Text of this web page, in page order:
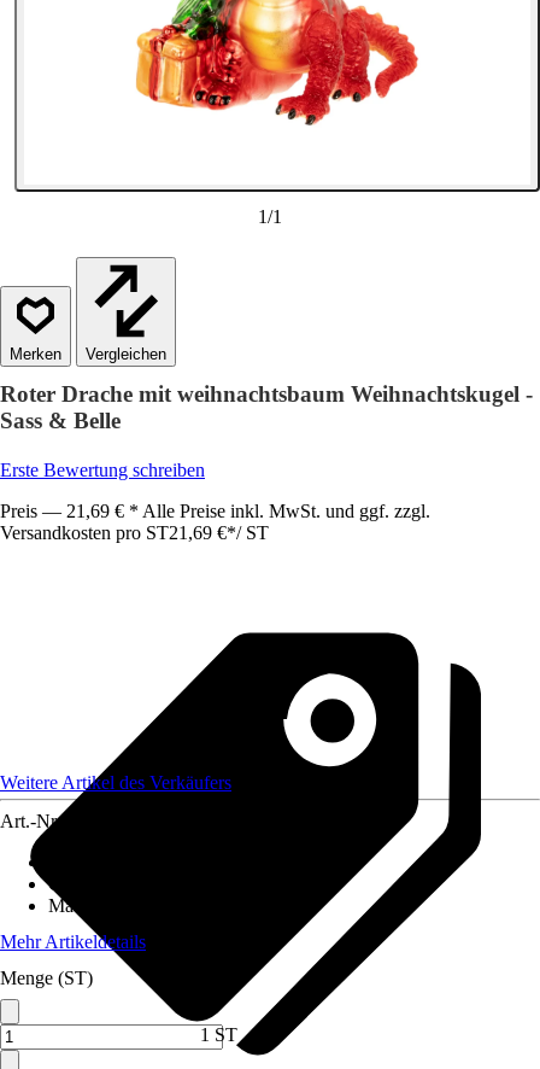
1/1
Vergleichen
Roter Drache mit weihnachtsbaum Weihnachtskugel -
Sass & Belle
Erste Bewertung schreiben
Preis — 21,69 € * Alle Preise inkl. MwSt. und ggf. zzgl.
Versandkosten pro ST21,69 €*/ ST
Weitere Artikel des Verkäufers
Art.-Nr.
Grundfarbe
Material
Mehr Artikeldetails
Menge (ST)
1 ST